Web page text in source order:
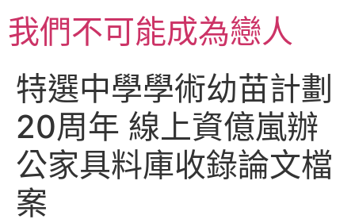
至
主我們不可能成為戀人
特選中學學術幼苗計劃
20周年 線上資億嵐辦
公家具料庫收錄論文檔
案